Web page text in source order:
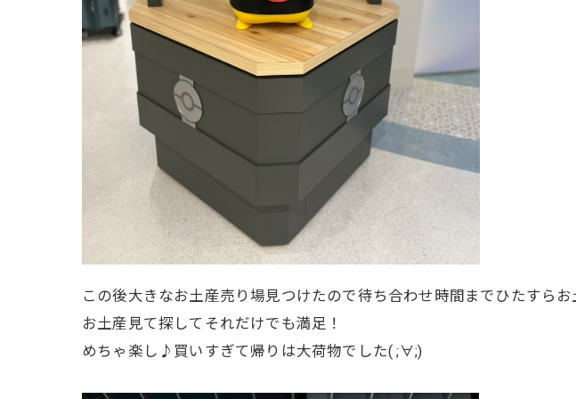
この後大きなお土産売り場見つけたので待ち合わせ時間までひたすらお
お土産見て探してそれだけでも満足！
めちゃ楽し♪買いすぎて帰りは大荷物でした( ;∀;)